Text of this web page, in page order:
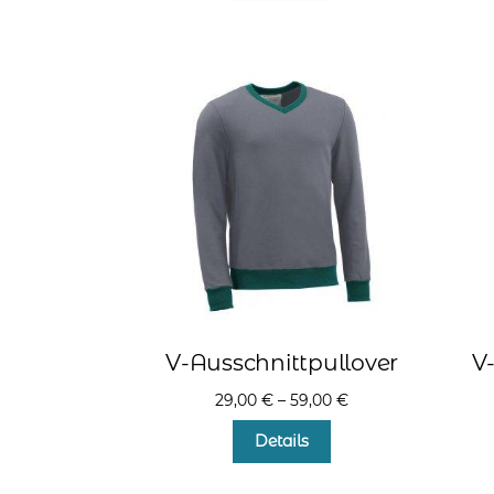
Die
Optionen
können
auf
der
Produktseite
gewählt
werden
V-Ausschnittpullover
29,00€ –59,00€
Details